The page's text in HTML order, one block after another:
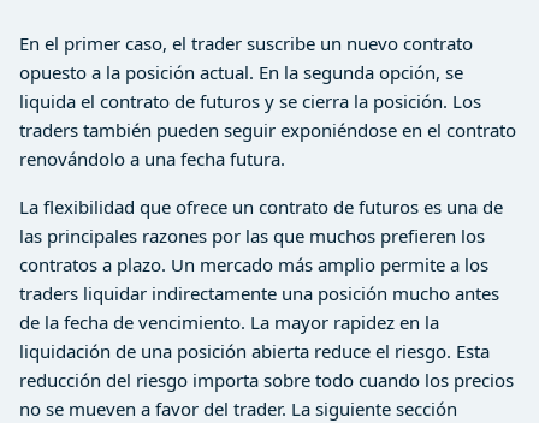
En el primer caso, el trader suscribe un nuevo contrato
opuesto a la posición actual. En la segunda opción, se
liquida el contrato de futuros y se cierra la posición. Los
traders también pueden seguir exponiéndose en el contrato
renovándolo a una fecha futura.
La flexibilidad que ofrece un contrato de futuros es una de
las principales razones por las que muchos prefieren los
contratos a plazo. Un mercado más amplio permite a los
traders liquidar indirectamente una posición mucho antes
de la fecha de vencimiento. La mayor rapidez en la
liquidación de una posición abierta reduce el riesgo. Esta
reducción del riesgo importa sobre todo cuando los precios
no se mueven a favor del trader. La siguiente sección